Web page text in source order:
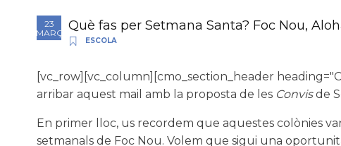
23
MARÇ
Què fas per Setmana Santa? Foc Nou,
ESCOLA
[vc_row][vc_column][cmo_section_header
arribar aquest mail amb la proposta de les Convisde
En primer lloc, us recordem que aquestes colònies
setmanals de Foc Nou. Volem que sigui una